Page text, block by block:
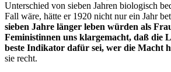
Unterschied von sieben Jahren biologisch
Fall wäre, hätte er 1920 nicht nur ein Jahr
sieben Jahre länger leben würden als
Feministinnen uns klargemacht, daß die
beste Indikator dafür sei, wer die Macht
sie recht.